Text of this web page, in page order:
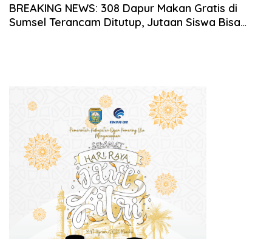
BREAKING NEWS: 308 Dapur Makan Gratis di
Sumsel Terancam Ditutup, Jutaan Siswa Bisa